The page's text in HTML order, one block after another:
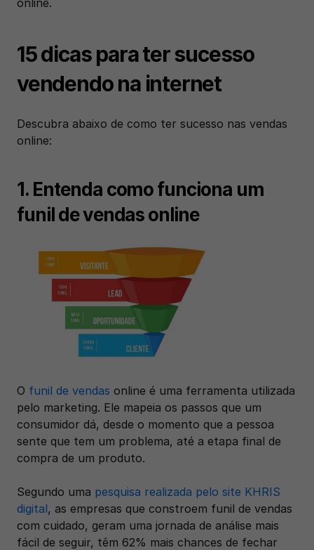
online.
15 dicas para ter sucesso
vendendo na internet
Descubra abaixo de como ter sucesso nas vendas
online:
1. Entenda como funciona um
funil de vendas online
O funil de vendas online é uma ferramenta utilizada
pelo marketing. Ele mapeia os passos que um
consumidor dá, desde o momento que a pessoa
sente que tem um problema, até a etapa final de
compra de um produto.
Segundo uma pesquisa realizada pelo site KHRIS
digital, as empresas que constroem funil de vendas
com cuidado, geram uma jornada de análise mais
fácil de seguir, têm 62% mais chances de fechar